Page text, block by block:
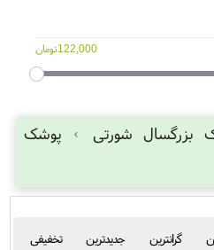
122,000تومان
بزرگسال شورتی
پوشک
گرانترین جدیدترین تخفیفی